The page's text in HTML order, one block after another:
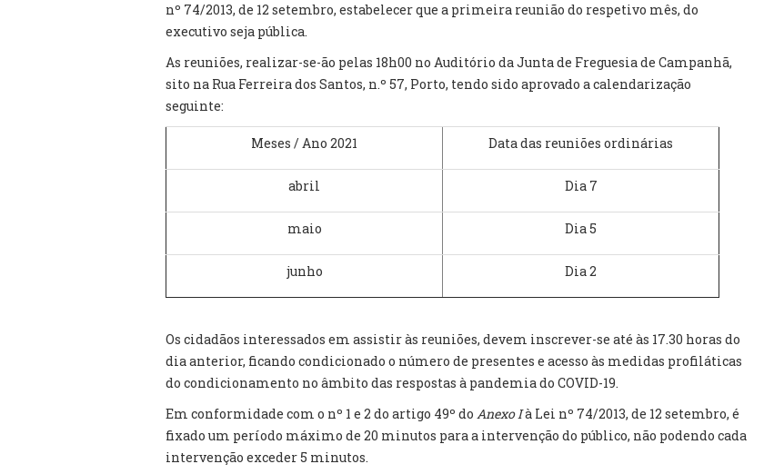
nº 74/2013, de 12 setembro, estabelecer que a primeira reunião do respetivo mês, do
executivo seja pública.
As reuniões, realizar-se-ão pelas 18h00 no Auditório da Junta de Freguesia de Campanhã,
sito na Rua Ferreira dos Santos, n.º 57, Porto, tendo sido aprovado a calendarização
seguinte:
Meses / Ano 2021 Data das reuniões ordinárias
abril Dia 7
maio Dia 5
junho Dia 2
Os cidadãos interessados em assistir às reuniões, devem inscrever-se até às 17.30 horas do
dia anterior, ficando condicionado o número de presentes e acesso às medidas profiláticas
do condicionamento no âmbito das respostas à pandemia do COVID-19.
Em conformidade com o nº 1 e 2 do artigo 49º do Anexo Ià Lei nº 74/2013, de 12 setembro, é
fixado um período máximo de 20 minutos para a intervenção do público, não podendo cada
intervenção exceder 5 minutos.